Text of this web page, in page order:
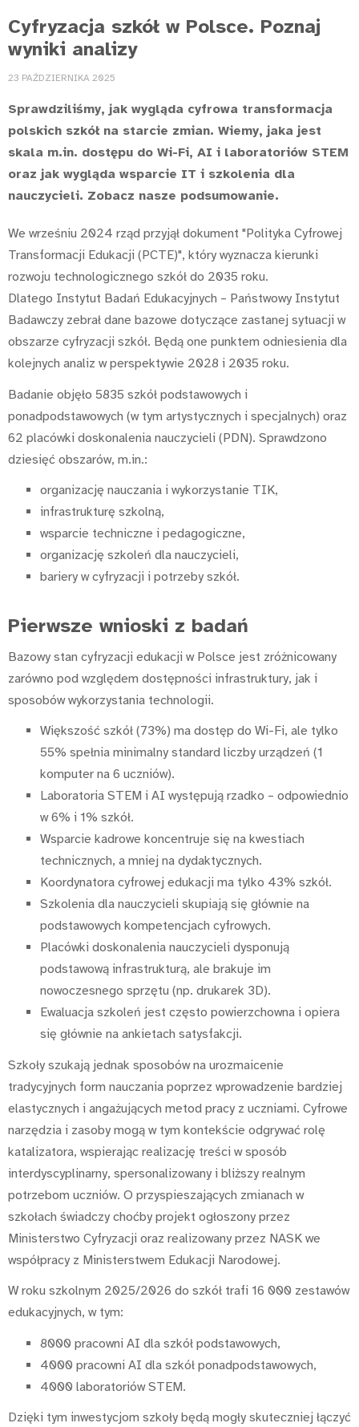
Cyfryzacja szkół w Polsce. Poznaj
wyniki analizy
23 PAŹDZIERNIKA 2025
Sprawdziliśmy, jak wygląda cyfrowa transformacja
polskich szkół na starcie zmian. Wiemy, jaka jest
skala m.in. dostępu do Wi-Fi, AI i laboratoriów STEM
oraz jak wygląda wsparcie IT i szkolenia dla
nauczycieli. Zobacz nasze podsumowanie.
We wrześniu 2024 rząd przyjął dokument "Polityka Cyfrowej
Transformacji Edukacji (PCTE)", który wyznacza kierunki
rozwoju technologicznego szkół do 2035 roku.
Dlatego Instytut Badań Edukacyjnych – Państwowy Instytut
Badawczy zebrał dane bazowe dotyczące zastanej sytuacji w
obszarze cyfryzacji szkół. Będą one punktem odniesienia dla
kolejnych analiz w perspektywie 2028 i 2035 roku.
Badanie objęło 5835 szkół podstawowych i
ponadpodstawowych (w tym artystycznych i specjalnych) oraz
62 placówki doskonalenia nauczycieli (PDN). Sprawdzono
dziesięć obszarów, m.in.:
organizację nauczania i wykorzystanie TIK,
infrastrukturę szkolną,
wsparcie techniczne i pedagogiczne,
organizację szkoleń dla nauczycieli,
bariery w cyfryzacji i potrzeby szkół.
Pierwsze wnioski z badań
Bazowy stan cyfryzacji edukacji w Polsce jest zróżnicowany
zarówno pod względem dostępności infrastruktury, jak i
sposobów wykorzystania technologii.
Większość szkół (73%) ma dostęp do Wi-Fi, ale tylko
55% spełnia minimalny standard liczby urządzeń (1
komputer na 6 uczniów).
Laboratoria STEM i AI występują rzadko – odpowiednio
w 6% i 1% szkół.
Wsparcie kadrowe koncentruje się na kwestiach
technicznych, a mniej na dydaktycznych.
Koordynatora cyfrowej edukacji ma tylko 43% szkół.
Szkolenia dla nauczycieli skupiają się głównie na
podstawowych kompetencjach cyfrowych.
Placówki doskonalenia nauczycieli dysponują
podstawową infrastrukturą, ale brakuje im
nowoczesnego sprzętu (np. drukarek 3D).
Ewaluacja szkoleń jest często powierzchowna i opiera
się głównie na ankietach satysfakcji.
Szkoły szukają jednak sposobów na urozmaicenie
tradycyjnych form nauczania poprzez wprowadzenie bardziej
elastycznych i angażujących metod pracy z uczniami. Cyfrowe
narzędzia i zasoby mogą w tym kontekście odgrywać rolę
katalizatora, wspierając realizację treści w sposób
interdyscyplinarny, spersonalizowany i bliższy realnym
potrzebom uczniów. O przyspieszających zmianach w
szkołach świadczy choćby projekt ogłoszony przez
Ministerstwo Cyfryzacji oraz realizowany przez NASK we
współpracy z Ministerstwem Edukacji Narodowej.
W roku szkolnym 2025/2026 do szkół trafi 16 000 zestawów
edukacyjnych, w tym:
8000 pracowni AI dla szkół podstawowych,
4000 pracowni AI dla szkół ponadpodstawowych,
4000 laboratoriów STEM.
Dzięki tym inwestycjom szkoły będą mogły skuteczniej łączyć